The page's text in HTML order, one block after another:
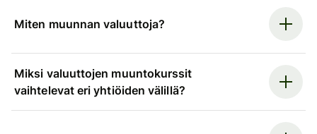
Miten muunnan valuuttoja?
Miksi valuuttojen muuntokurssit
vaihtelevat eri yhtiöiden välillä?